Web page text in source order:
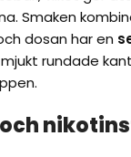
Smaken
dosan har en
rundade